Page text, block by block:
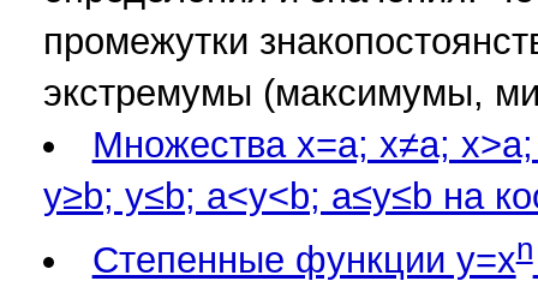
промежутки
экстремумы (максимумы,
Множества x=a; x≠a;
y≥b; y≤b; a<y<b; a≤y≤b на
Степенные функции y=xn